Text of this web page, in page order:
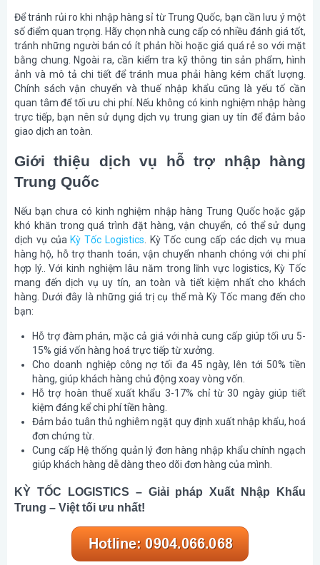
Để tránh rủi ro khi nhập hàng sỉ từ Trung Quốc, bạn cần lưu ý một
số điểm quan trọng. Hãy chọn nhà cung cấp có nhiều đánh giá tốt,
tránh những người bán có ít phản hồi hoặc giá quá rẻ so với mặt
bằng chung. Ngoài ra, cần kiểm tra kỹ thông tin sản phẩm, hình
ảnh và mô tả chi tiết để tránh mua phải hàng kém chất lượng.
Chính sách vận chuyển và thuế nhập khẩu cũng là yếu tố cần
quan tâm để tối ưu chi phí. Nếu không có kinh nghiệm nhập hàng
trực tiếp, bạn nên sử dụng dịch vụ trung gian uy tín để đảm bảo
giao dịch an toàn.
Giới thiệu dịch vụ hỗ trợ nhập hàng
Trung Quốc
Nếu bạn chưa có kinh nghiệm nhập hàng Trung Quốc hoặc gặp
khó khăn trong quá trình đặt hàng, vận chuyển, có thể sử dụng
dịch vụ của Kỳ Tốc Logistics. Kỳ Tốc cung cấp các dịch vụ mua
hàng hộ, hỗ trợ thanh toán, vận chuyển nhanh chóng với chi phí
hợp lý.. Với kinh nghiệm lâu năm trong lĩnh vực logistics, Kỳ Tốc
mang đến dịch vụ uy tín, an toàn và tiết kiệm nhất cho khách
hàng. Dưới đây là những giá trị cụ thể mà Kỳ Tốc mang đến cho
bạn:
Hỗ trợ đàm phán, mặc cả giá với nhà cung cấp giúp tối ưu 5-
15% giá vốn hàng hoá trực tiếp từ xưởng.
Cho doanh nghiệp công nợ tối đa 45 ngày, lên tới 50% tiền
hàng, giúp khách hàng chủ động xoay vòng vốn.
Hỗ trợ hoàn thuế xuất khẩu 3-17% chỉ từ 30 ngày giúp tiết
kiệm đáng kể chi phí tiền hàng.
Đảm bảo tuân thủ nghiêm ngặt quy định xuất nhập khẩu, hoá
đơn chứng từ.
Cung cấp Hệ thống quản lý đơn hàng nhập khẩu chính ngạch
giúp khách hàng dễ dàng theo dõi đơn hàng của mình.
KỲ TỐC LOGISTICS – Giải pháp Xuất Nhập Khẩu
Trung – Việt tối ưu nhất!